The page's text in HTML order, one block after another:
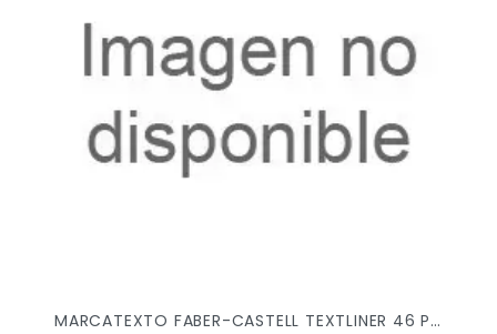
MARCATEXTO FABER-CASTELL TEXTLINER 46 PASTEL C/8PZ 254626